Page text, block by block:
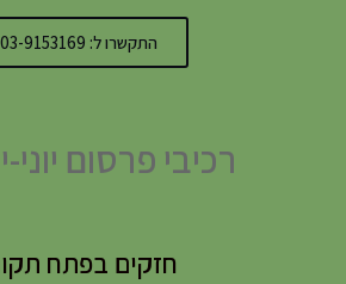
התקשרו ל: 03-9153169
רכיבי פרסום יוני-
חזקים בפתח